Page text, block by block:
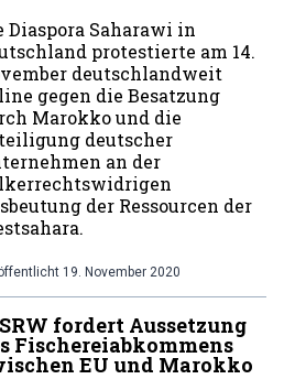
Diaspora Saharawi in
protestierte am 14.
deutschlandweit
gegen die Besatzung
Marokko und die
deutscher
an der
der Ressourcen der
19. November 2020
fordert Aussetzung
Fischereiabkommens
EU und Marokko